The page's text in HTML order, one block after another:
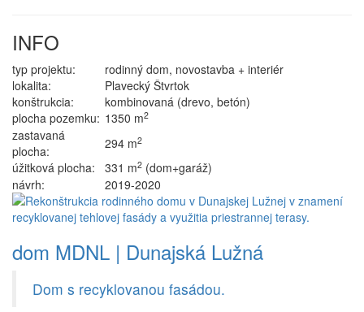
INFO
typ projektu:
rodinný dom, novostavba + interiér
lokalita:
Plavecký Štvrtok
konštrukcia:
kombinovaná (drevo, betón)
plocha pozemku: 1350 m2
zastavaná
plocha:
294 m2
úžitková plocha: 331 m2 (dom+garáž)
návrh:
2019-2020
dom MDNL | Dunajská Lužná
Dom s recyklovanou fasádou.